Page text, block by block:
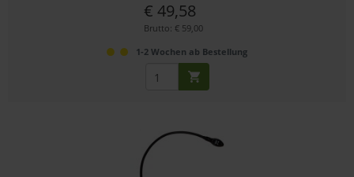
€ 49,58
Brutto: € 59,00
1-2 Wochen ab Bestellung